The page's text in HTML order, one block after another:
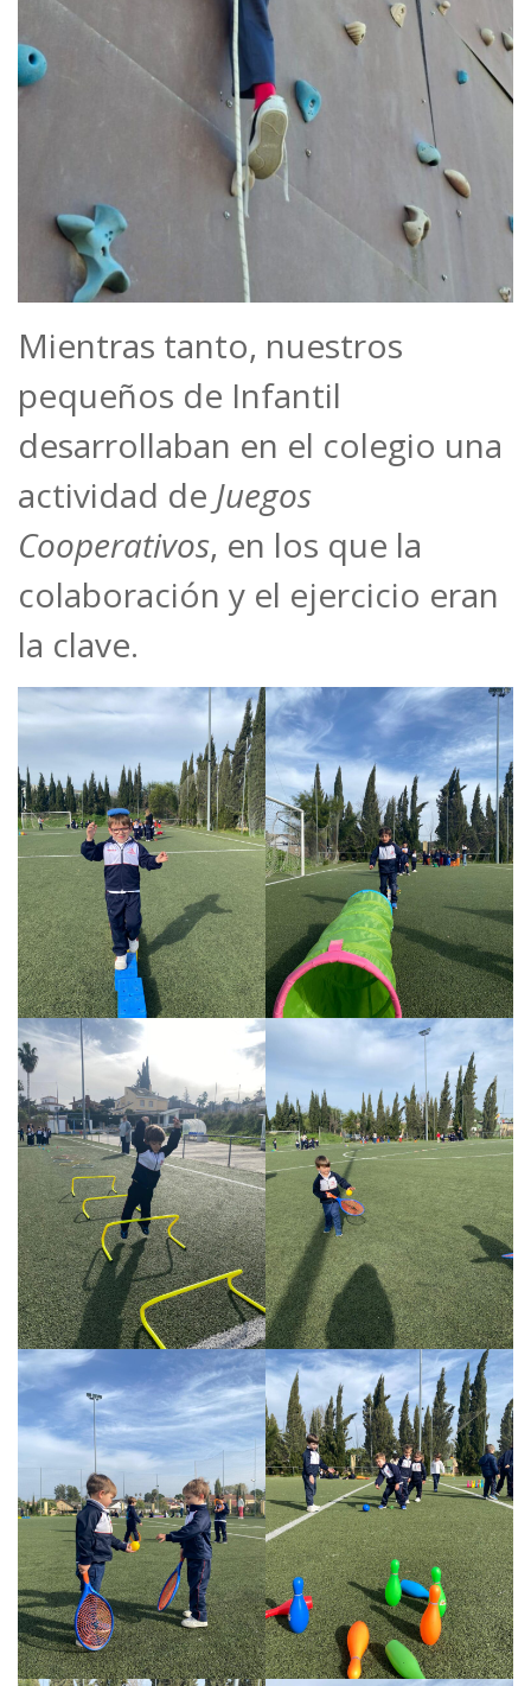
Mientras tanto, nuestros
pequeños de Infantil
desarrollaban en el colegio una
actividad de Juegos
Cooperativos, en los que la
colaboración y el ejercicio eran
la clave.